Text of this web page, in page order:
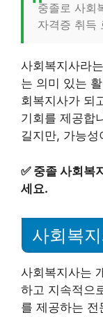
중졸로 사회
자격증 취득
사회복지사라
는 의미 있는
회복지사가 되
기회를 제공합
길지만, 가능
✅ 중졸 사회복
세요.
사회복
사회복지사는
하고 지속적으
를 제공하는 전